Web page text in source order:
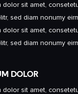
dolor sit amet,
sed diam nonumy
dolor sit amet,
sed diam nonumy
DOLOR
dolor sit amet,